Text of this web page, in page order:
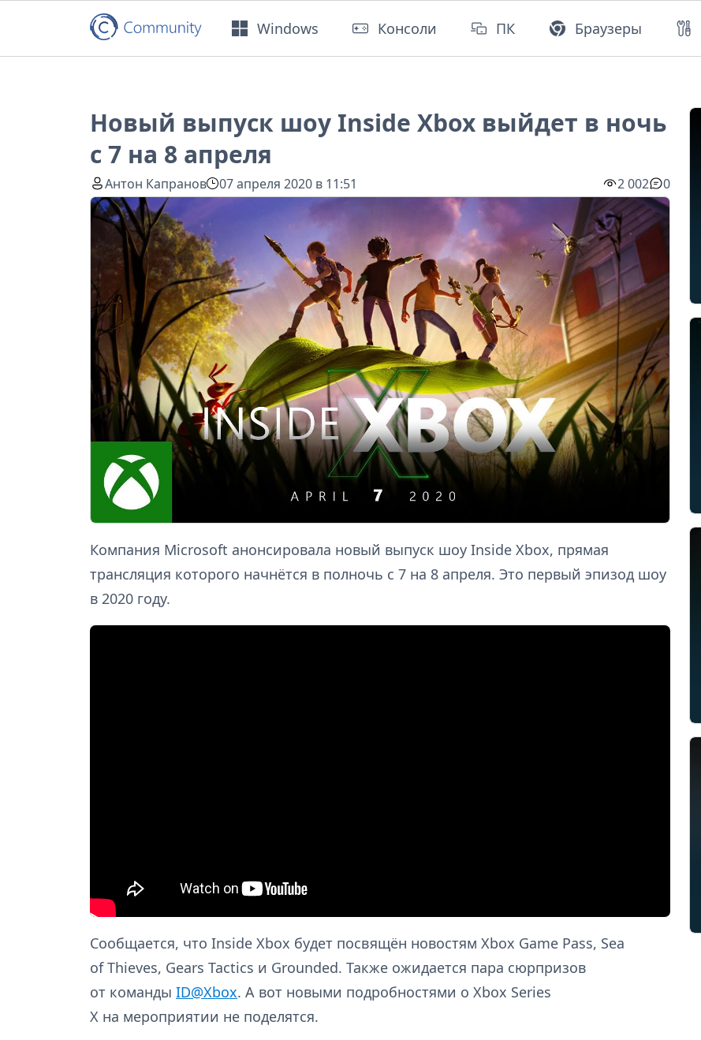
Windows Консоли ПК Браузеры
Новый выпуск шоу Inside Xbox выйдет в ночь
с 7 на 8 апреля
Антон Капранов 07 апреля 2020 в 11:51 2 002 0
Компания Microsoft анонсировала новый выпуск шоу Inside Xbox, прямая
трансляция которого начнётся в полночь с 7 на 8 апреля. Это первый эпизод шоу
в 2020 году.
Сообщается, что Inside Xbox будет посвящён новостям Xbox Game Pass, Sea
of Thieves, Gears Tactics и Grounded. Также ожидается пара сюрпризов
от команды ID@Xbox. А вот новыми подробностями о Xbox Series
X на мероприятии не поделятся.